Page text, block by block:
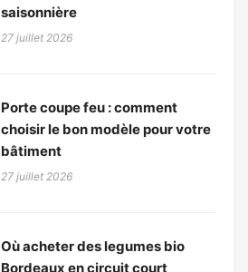
saisonnière
27 juillet 2026
Porte coupe feu : comment
choisir le bon modèle pour votre
bâtiment
27 juillet 2026
Où acheter des legumes bio
Bordeaux en circuit court